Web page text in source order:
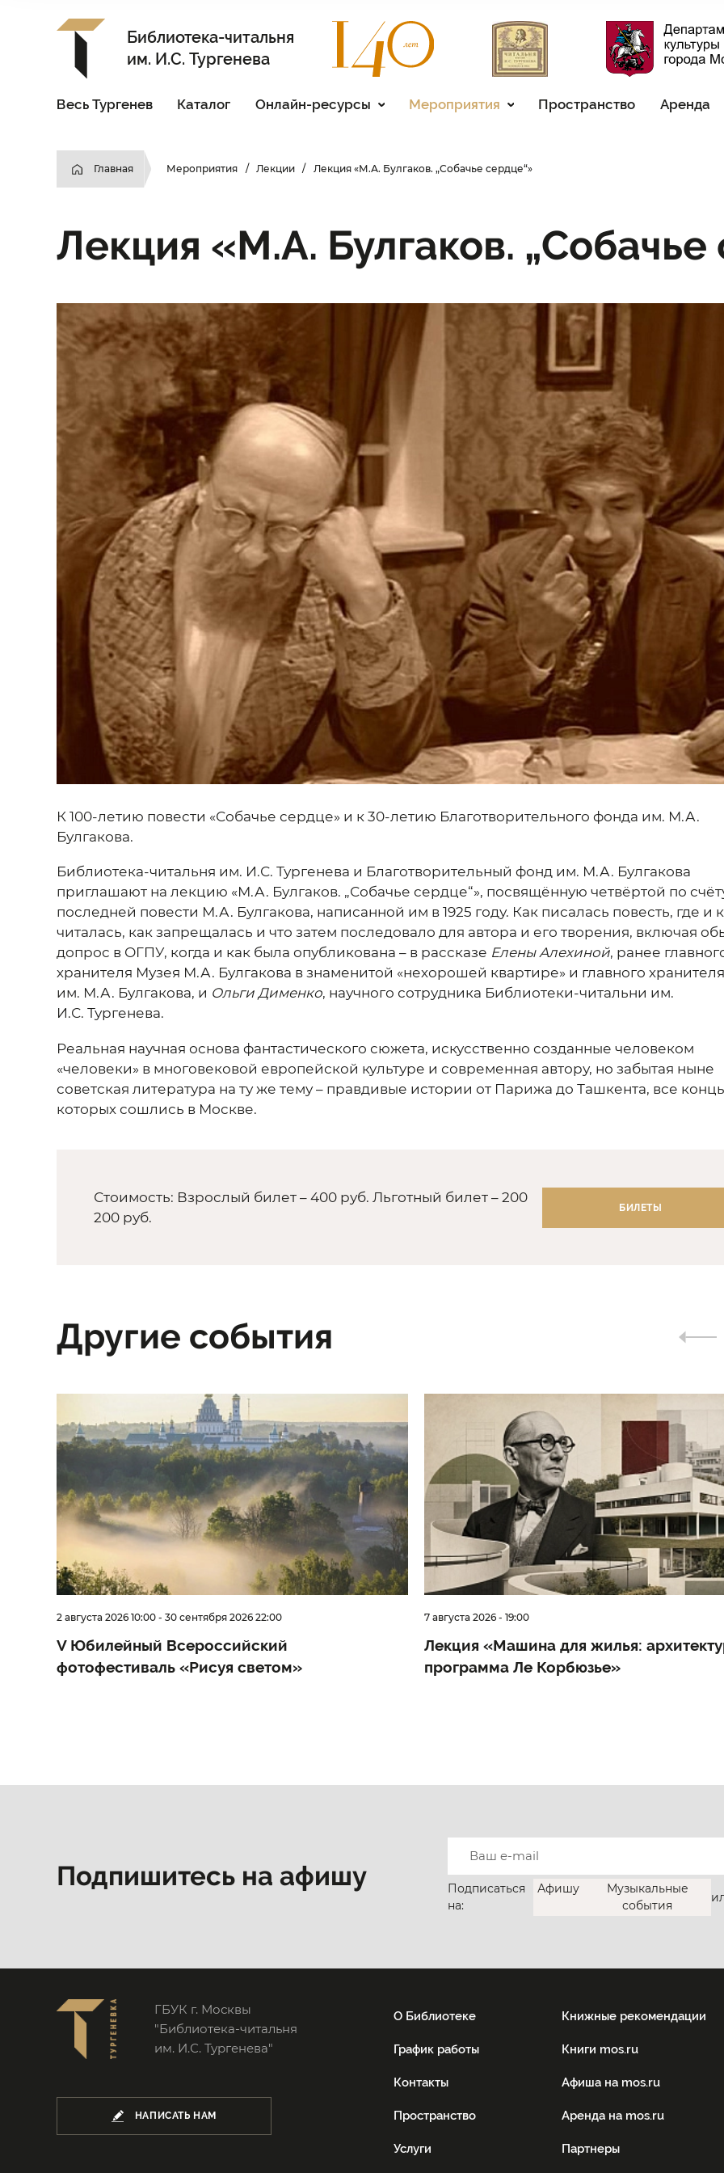
Библиотека-читальня
им. И.С. Тургенева
Весь Тургенев Каталог Онлайн-ресурсы Мероприятия Пространство Аренда
Главная Мероприятия Лекции Лекция «М.А. Булгаков. „Собачье сердце“»
Лекция «М.А. Булгаков. „Собачье
К 100-летию повести «Собачье сердце» и к 30-летию Благотворительного фонда им. М.А.
Булгакова.
Библиотека-читальня им. И.С. Тургенева и Благотворительный фонд им. М.А. Булгакова
приглашают на лекцию «М.А. Булгаков. „Собачье сердце“», посвящённую четвёртой по
последней повести М.А. Булгакова, написанной им в 1925 году. Как писалась повесть, где и
читалась, как запрещалась и что затем последовало для автора и его творения, включая
допрос в ОГПУ, когда и как была опубликована – в рассказе Елены Алехиной, ранее
хранителя Музея М.А. Булгакова в знаменитой «нехорошей квартире» и главного
им. М.А. Булгакова, и Ольги Дименко, научного сотрудника Библиотеки-читальни им.
И.С. Тургенева.
Реальная научная основа фантастического сюжета, искусственно созданные человеком
«человеки» в многовековой европейской культуре и современная автору, но забытая ныне
советская литература на ту же тему – правдивые истории от Парижа до Ташкента, все
которых сошлись в Москве.
Стоимость: Взрослый билет – 400 руб. Льготный билет – 200
200 руб.
БИЛЕТЫ
Другие события
2 августа 2026 10:00- 30 сентября 2026 22:00
V Юбилейный Всероссийский
фотофестиваль «Рисуя светом»
7 августа 2026 - 19:00
Лекция «Машина для жилья:
программа Ле Корбюзье»
Подпишитесь на афишу
Подписаться
на:
Афишу
Музыкальные
события
ГБУК г. Москвы
"Библиотека-читальня
им. И.С. Тургенева"
НАПИСАТЬ НАМ
О Библиотеке
График работы
Контакты
Пространство
Услуги
Книжные рекомендации
Книги mos.ru
Афиша на mos.ru
Аренда на mos.ru
Партнеры